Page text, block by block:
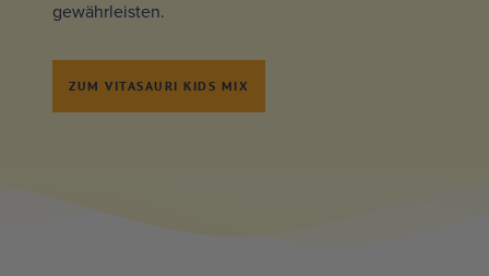
gewährleisten.
ZUM VITASAURI KIDS MIX